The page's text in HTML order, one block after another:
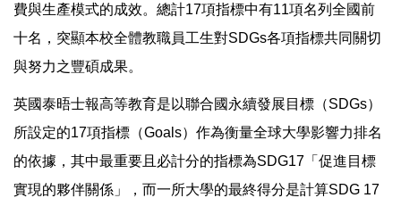
費與生產模式的成效。總計17項指標中有11項名列全國前
十名，突顯本校全體教職員工生對SDGs各項指標共同關切
與努力之豐碩成果。
英國泰晤士報高等教育是以聯合國永續發展目標（SDGs）
所設定的17項指標（Goals）作為衡量全球大學影響力排名
的依據，其中最重要且必計分的指標為SDG17「促進目標
實現的夥伴關係」，而一所大學的最終得分是計算SDG 17